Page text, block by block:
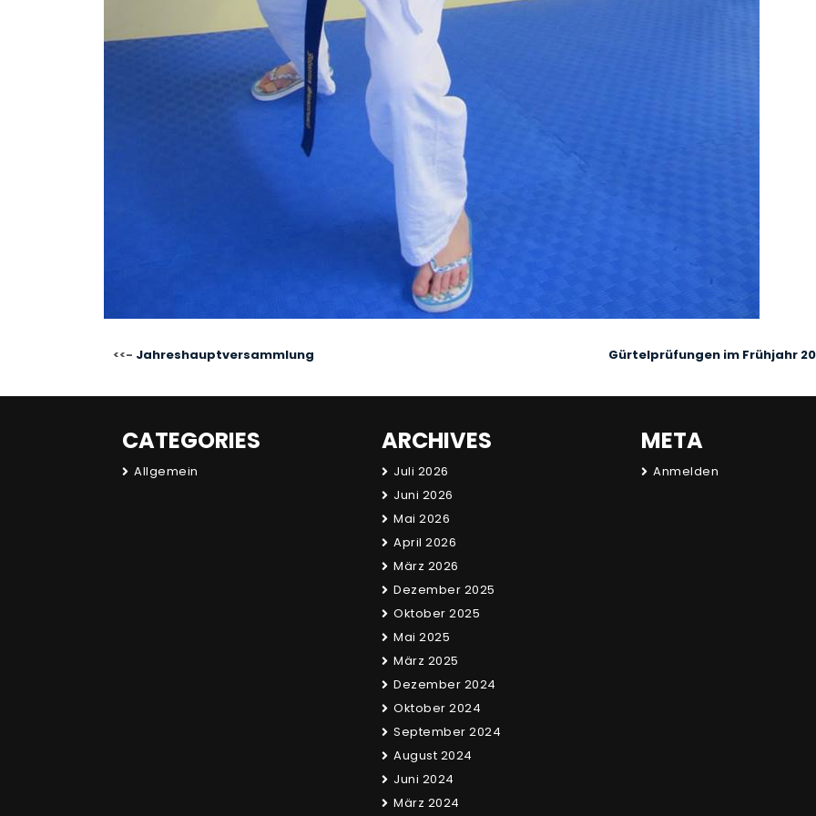
BEITRAGSNAVIGATION
Jahreshauptversammlung Gürtelprüfungen im Frühjahr
CATEGORIES
Allgemein
ARCHIVES
Juli 2026
Juni 2026
Mai 2026
April 2026
März 2026
Dezember 2025
Oktober 2025
Mai 2025
März 2025
Dezember 2024
Oktober 2024
September 2024
August 2024
Juni 2024
März 2024
META
Anmelden